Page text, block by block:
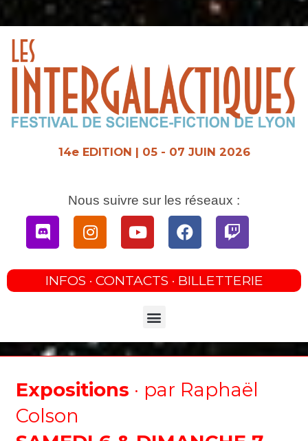
14e EDITION | 05 - 07 JUIN 2026
Nous suivre sur les réseaux :
DiscordInstagramYoutubeFacebookTwitch
INFOS · CONTACTS · BILLETTERIE
Menu
Expositions · par Raphaël
Colson